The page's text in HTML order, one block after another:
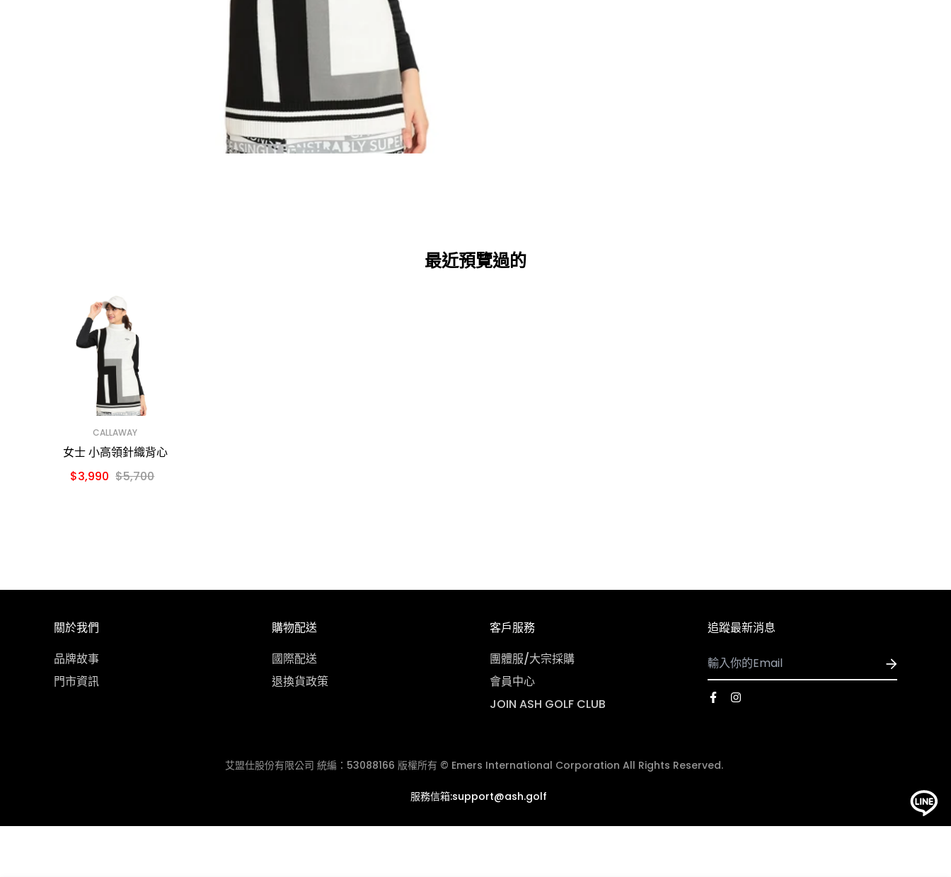
最近預覽過的
CALLAWAY
女士 小高領針織背心
$3,990 $5,700
關於我們
品牌故事
門市資訊
購物配送
國際配送
退換貨政策
客戶服務
團體服/大宗採購
會員中心
JOIN ASH GOLF CLUB
追蹤最新消息
艾盟仕股份有限公司 統編：53088166 版權所有 © Emers International Corporation All Rights Reserved.
服務信箱:support@ash.golf